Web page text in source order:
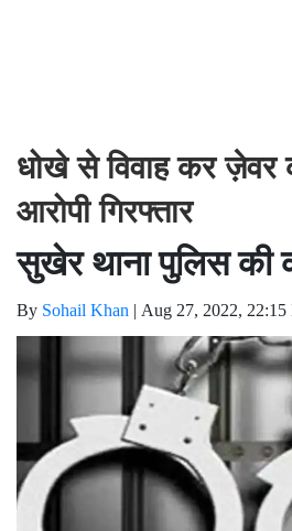
धोखे से विवाह कर ज़ेवर
आरोपी गिरफ्तार
सुखेर थाना पुलिस की
By Sohail Khan | Aug 27, 2022, 22:15